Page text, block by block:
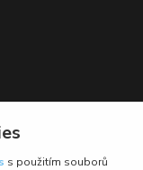
s použitím souborů